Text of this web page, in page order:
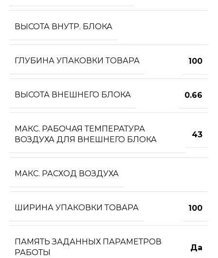
ВЫСОТА ВНУТР. БЛОКА
ГЛУБИНА УПАКОВКИ ТОВАРА 100
ВЫСОТА ВНЕШНЕГО БЛОКА 0.66
МАКС. РАБОЧАЯ ТЕМПЕРАТУРА
ВОЗДУХА ДЛЯ ВНЕШНЕГО БЛОКА
43
МАКС. РАСХОД ВОЗДУХА
ШИРИНА УПАКОВКИ ТОВАРА 100
ПАМЯТЬ ЗАДАННЫХ ПАРАМЕТРОВ
РАБОТЫ
Да